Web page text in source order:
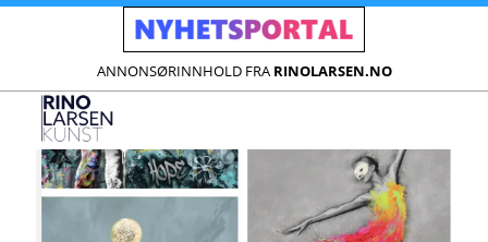
ANNONSØRINNHOLD FRA RINOLARSEN.NO